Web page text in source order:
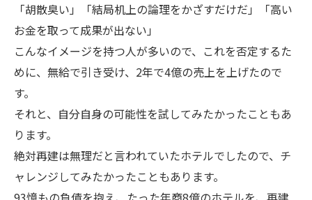
「胡散臭い」「結局机上の論理をかざすだけだ」「高い
お金を取って成果が出ない」
こんなイメージを持つ人が多いので、これを否定するた
めに、無給で引き受け、2年で4億の売上を上げたので
す。
それと、自分自身の可能性を試してみたかったこともあ
ります。
絶対再建は無理だと言われていたホテルでしたので、チ
ャレンジしてみたかったこともあります。